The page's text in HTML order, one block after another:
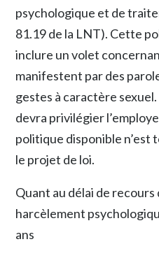
psychologique et de
81.19 de la LNT). Cette
inclure un volet
manifestent par des
gestes à caractère
devra privilégier
politique disponible n’est
le projet de loi.
Quant au délai de recours
harcèlement
ans